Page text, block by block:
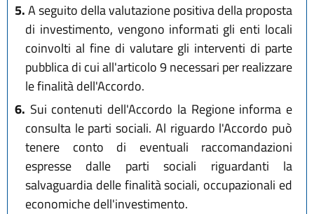
5.A seguito della valutazione positiva della proposta
di investimento, vengono informati gli enti locali
coinvolti al fine di valutare gli interventi di parte
pubblica di cui all'articolo 9 necessari per realizzare
le finalità dell'Accordo.
6. Sui contenuti dell'Accordo la Regione informa e
consulta le parti sociali. Al riguardo l'Accordo può
tenere conto di eventuali raccomandazioni
espresse dalle parti sociali riguardanti la
salvaguardia delle finalità sociali, occupazionali ed
economiche dell'investimento.